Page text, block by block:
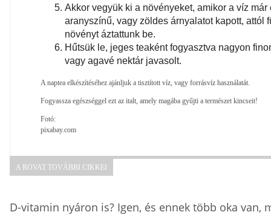
Akkor vegyük ki a növényeket, amikor a víz már
aranyszínű, vagy zöldes árnyalatot kapott, attól
növényt áztattunk be.
Hűtsük le, jeges teaként fogyasztva nagyon
vagy agavé nektár javasolt.
A naptea elkészítéséhez ajánljuk a tisztított víz, vagy forrásvíz használatát.
Fogyassza egészséggel ezt az italt, amely magába gyűjti a természet kincseit!
Fotó:
pixabay.com
A ROVAT TOVÁBBI CIKKEI
D-vitamin nyáron is? Igen, és ennek több oka van,